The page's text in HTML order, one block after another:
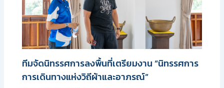
ทีมจัดนิทรรศการลงพื้นที่เตรียมงาน “นิทรรศการ
การเดินทางแห่งวิถีผ้าและอาภรณ์”